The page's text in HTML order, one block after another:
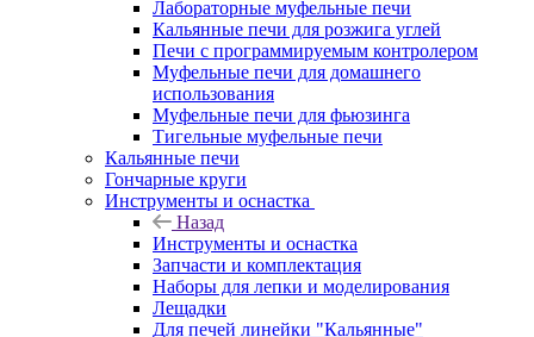
Лабораторные муфельные печи
Кальянные печи для розжига углей
Печи с программируемым контролером
Муфельные печи для домашнего
использования
Муфельные печи для фьюзинга
Тигельные муфельные печи
Кальянные печи
Гончарные круги
Инструменты и оснастка
Назад
Инструменты и оснастка
Запчасти и комплектация
Наборы для лепки и моделирования
Лещадки
Для печей линейки "Кальянные"